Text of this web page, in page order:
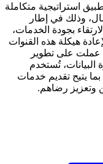
استراتيجية متكاملة
وذلك في إطار
بجودة الخدمات،
هيكلة هذه القنوات
عملت على تطوير
تُستخدم
بما يتيح تقديم خدمات
وتعزيز رضاهم.